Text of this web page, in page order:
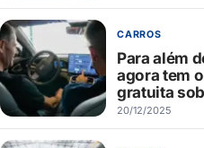
CARROS
Para além
agora tem
gratuita
20/12/2025